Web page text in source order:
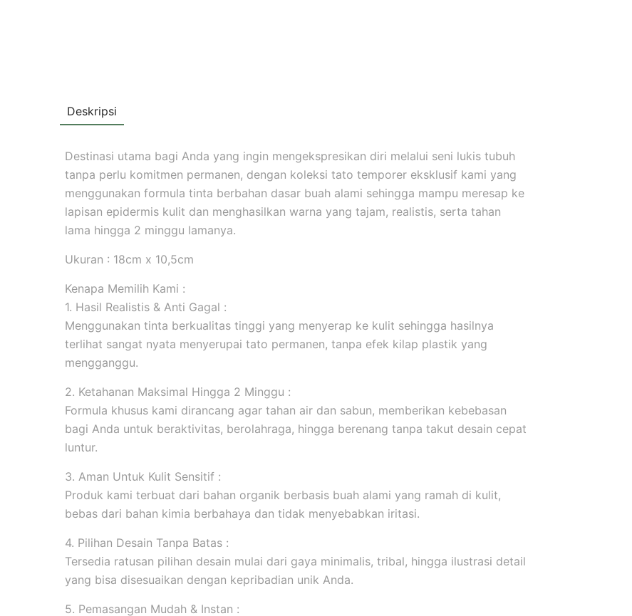
Deskripsi
Destinasi utama bagi Anda yang ingin mengekspresikan diri melalui seni lukis tubuh
tanpa perlu komitmen permanen, dengan koleksi tato temporer eksklusif kami yang
menggunakan formula tinta berbahan dasar buah alami sehingga mampu meresap ke
lapisan epidermis kulit dan menghasilkan warna yang tajam, realistis, serta tahan
lama hingga 2 minggu lamanya.
Ukuran : 18cm x 10,5cm
Kenapa Memilih Kami :
1. Hasil Realistis & Anti Gagal :
Menggunakan tinta berkualitas tinggi yang menyerap ke kulit sehingga hasilnya
terlihat sangat nyata menyerupai tato permanen, tanpa efek kilap plastik yang
mengganggu.
2. Ketahanan Maksimal Hingga 2 Minggu :
Formula khusus kami dirancang agar tahan air dan sabun, memberikan kebebasan
bagi Anda untuk beraktivitas, berolahraga, hingga berenang tanpa takut desain cepat
luntur.
3. Aman Untuk Kulit Sensitif :
Produk kami terbuat dari bahan organik berbasis buah alami yang ramah di kulit,
bebas dari bahan kimia berbahaya dan tidak menyebabkan iritasi.
4. Pilihan Desain Tanpa Batas :
Tersedia ratusan pilihan desain mulai dari gaya minimalis, tribal, hingga ilustrasi detail
yang bisa disesuaikan dengan kepribadian unik Anda.
5. Pemasangan Mudah & Instan :